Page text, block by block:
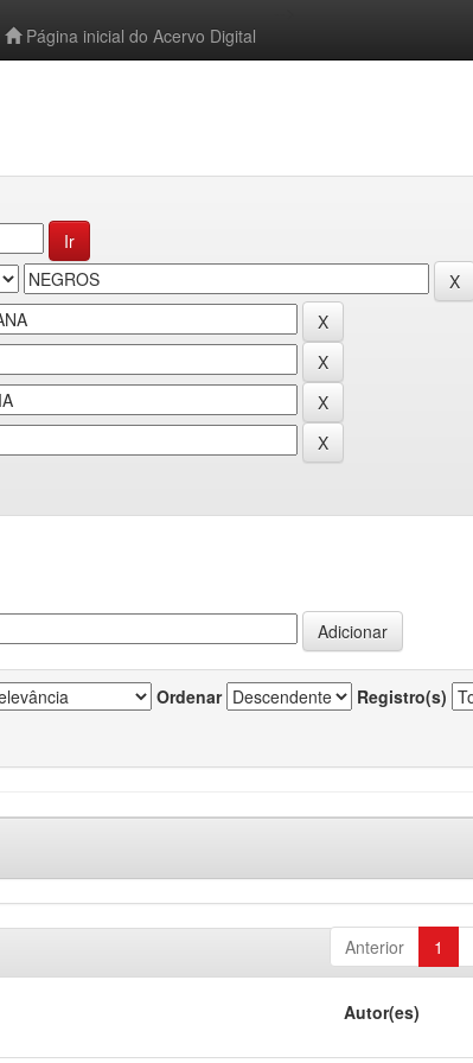
Página inicial do Acervo Digital
Ordenar Registro(s)
Anterior 1
Autor(es)